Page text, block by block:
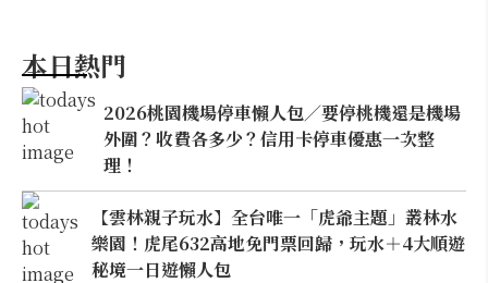
本日熱門
2026桃園機場停車懶人包／要停桃機還是機場
外圍？收費各多少？信用卡停車優惠一次整
理！
【雲林親子玩水】全台唯一「虎爺主題」叢林水
樂園！虎尾632高地免門票回歸，玩水＋4大順遊
秘境一日遊懶人包